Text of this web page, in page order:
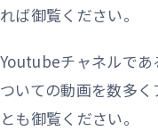
れば御覧ください。
Youtubeチャネルであ
ついての動画を数多
とも御覧ください。